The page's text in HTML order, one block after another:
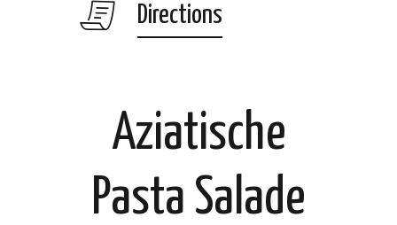
Directions
Aziatische
Pasta Salade